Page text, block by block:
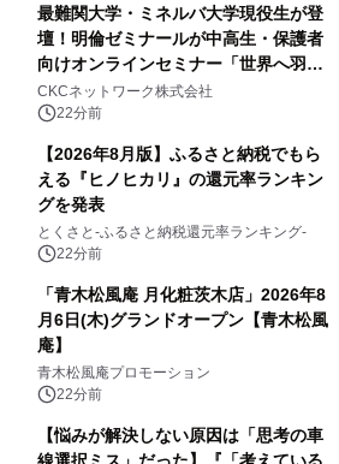
最難関大学・ミネルバ大学現役生が登
壇！明倫ゼミナールが中高生・保護者
向けオンラインセミナー「世界へ羽ば
たいた先輩が語る、未来の掴み方」を
8月に無料開催
CKCネットワーク株式会社
22分前
【2026年8月版】ふるさと納税でもら
える『ヒノヒカリ』の還元率ランキン
グを発表
とくさと-ふるさと納税還元率ランキング-
22分前
「青木松風庵 月化粧茨木店」2026年8
月6日(木)グランドオープン【青木松風
庵】
青木松風庵プロモーション
22分前
【悩みが解決しない原因は「思考の車